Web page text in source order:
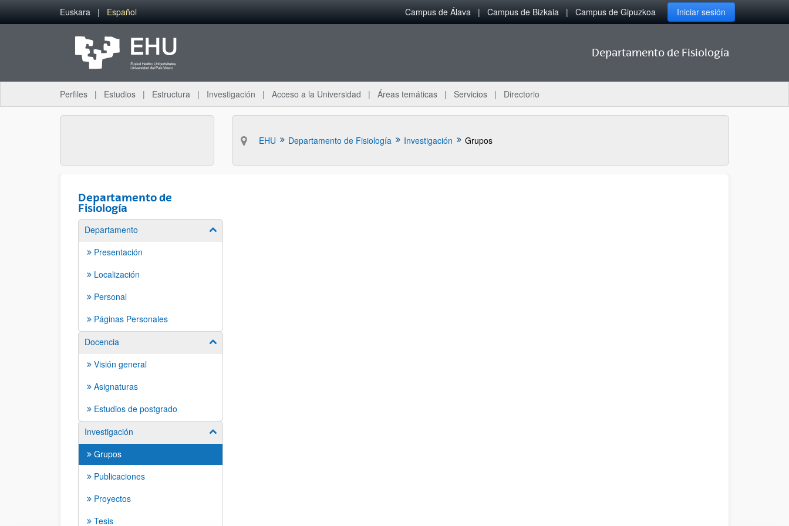
Saltar al contenido principal
Euskara Español Campus de Álava Campus de Bizkaia Campus de Gipuzkoa Iniciar sesión
Departamento de Fisiología
Perfiles Estudios Estructura Investigación Acceso a la Universidad Áreas temáticas Servicios Directorio
EHU Departamento de Fisiología Investigación Grupos
Departamento de
Fisiología
Departamento Mostrar/ocultar subpáginas
Presentación
Localización
Personal
Páginas Personales
Docencia
Mostrar/ocultar subpáginas
Visión general
Asignaturas
Estudios de postgrado
Investigación
Mostrar/ocultar subpáginas
Grupos
Publicaciones
Proyectos
Tesis